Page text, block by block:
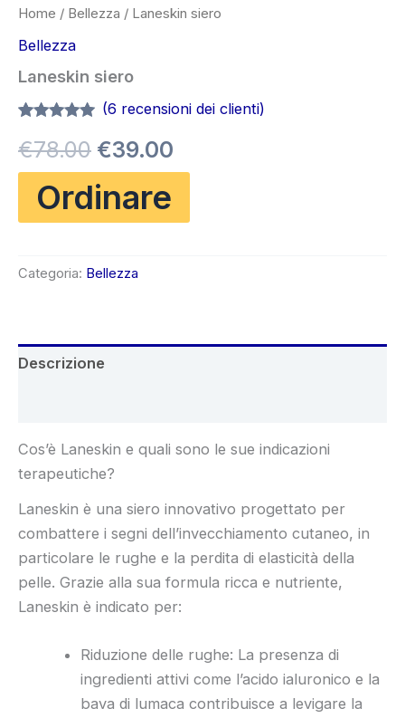
Home / Bellezza / Laneskin siero
Bellezza
Laneskin siero
su 5 su
base di
recensioni
(6 recensioni dei clienti)
€78.00 Il
prezzo
originale
€39.00
attuale
Ordinare
Categoria: Bellezza
Descrizione
Cos’è Laneskin e quali sono le sue indicazioni
terapeutiche?
Laneskin è una siero innovativo progettato per
combattere i segni dell’invecchiamento cutaneo, in
particolare le rughe e la perdita di elasticità della
pelle. Grazie alla sua formula ricca e nutriente,
Laneskin è indicato per:
Riduzione delle rughe: La presenza di
ingredienti attivi come l’acido ialuronico e la
bava di lumaca contribuisce a levigare la